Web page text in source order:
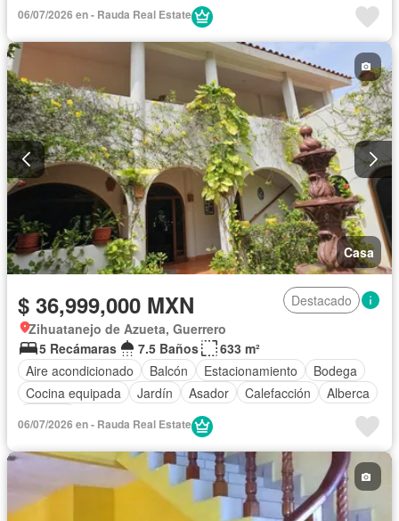
Cancha de tenis
06/07/2026 en - Rauda Real Estate
Casa
$ 36,999,000 MXN
Destacado
Zihuatanejo de Azueta, Guerrero
5 Recámaras
7.5 Baños
633 m²
Aire acondicionado
Balcón Estacionamiento
Bodega
Cocina equipada
Jardín Asador Calefacción
Alberca
06/07/2026 en - Rauda Real Estate